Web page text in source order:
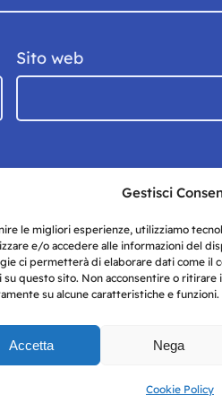
Gestisci
le migliori esperienze, utilizziamo
e/o accedere alle informazioni del
ci permetterà di elaborare dati come il
su questo sito. Non acconsentire o ritirare
su alcune caratteristiche e funzioni.
Accetta Nega
Cookie Policy
Sito web
questo Policy